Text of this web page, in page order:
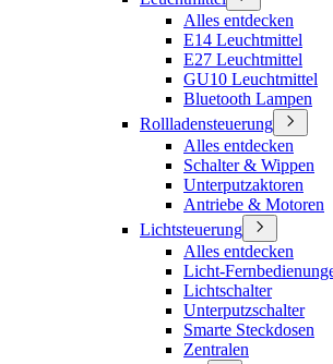
Alles entdecken
E14 Leuchtmittel
E27 Leuchtmittel
GU10 Leuchtmittel
Bluetooth Lampen
Rollladensteuerung
Alles entdecken
Schalter & Wippen
Unterputzaktoren
Antriebe & Motoren
Lichtsteuerung
Alles entdecken
Licht-
Lichtschalter
Unterputzschalter
Smarte Steckdosen
Zentralen